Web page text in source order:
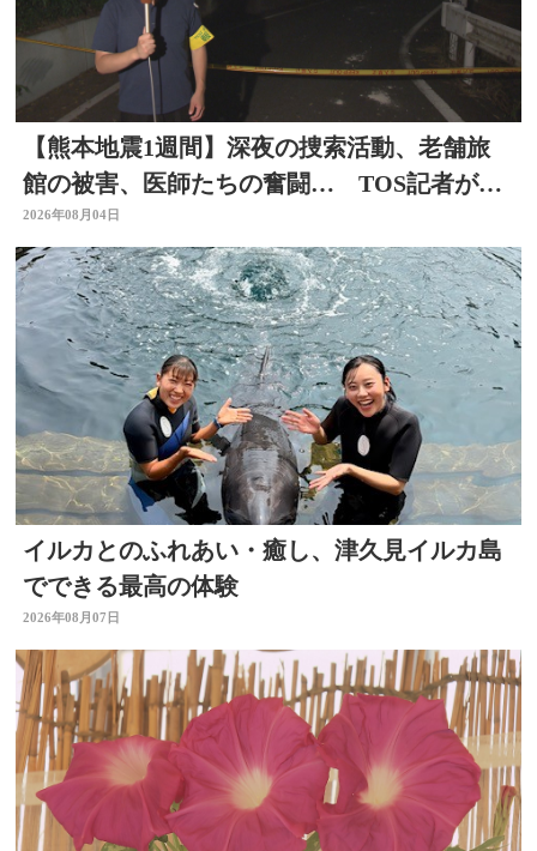
【熊本地震1週間】深夜の捜索活動、老舗旅
館の被害、医師たちの奮闘… TOS記者が取
材した被災地 大分
2026年08月04日
イルカとのふれあい・癒し、津久見イルカ島
でできる最高の体験
2026年08月07日